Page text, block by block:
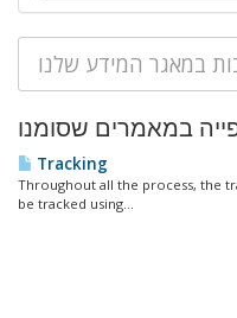
Tracking
Throughout all the process, the
be tracked using...